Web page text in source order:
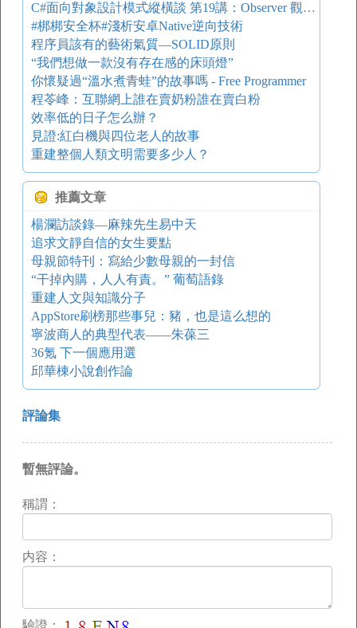
C#面向對象設計模式縱橫談 第19講：Observer 觀察者模式
#梆梆安全杯#淺析安卓Native逆向技術
程序員該有的藝術氣質—SOLID原則
“我們想做一款沒有存在感的床頭燈”
你懷疑過“溫水煮青蛙”的故事嗎 - Free Programmer
程苓峰：互聯網上誰在賣奶粉誰在賣白粉
效率低的日子怎么辦？
見證:紅白機與四位老人的故事
重建整個人類文明需要多少人？
推薦文章
楊瀾訪談錄—麻辣先生易中天
追求文靜自信的女生要點
母親節特刊：寫給少數母親的一封信
“干掉內購，人人有責。” 葡萄語錄
重建人文與知識分子
AppStore刷榜那些事兒：豬，也是這么想的
寧波商人的典型代表——朱葆三
36氪 下一個應用選
邱華棟小說創作論
評論集
暫無評論。
稱謂：
内容：
驗證：